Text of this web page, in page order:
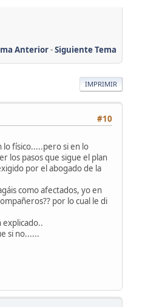
Anterior-Siguiente Tema
IMPRIMIR
#10
lo físico.....pero si en lo
los pasos que sigue el plan
por el abogado de la
como afectados, yo en
por lo cual le di
si no......